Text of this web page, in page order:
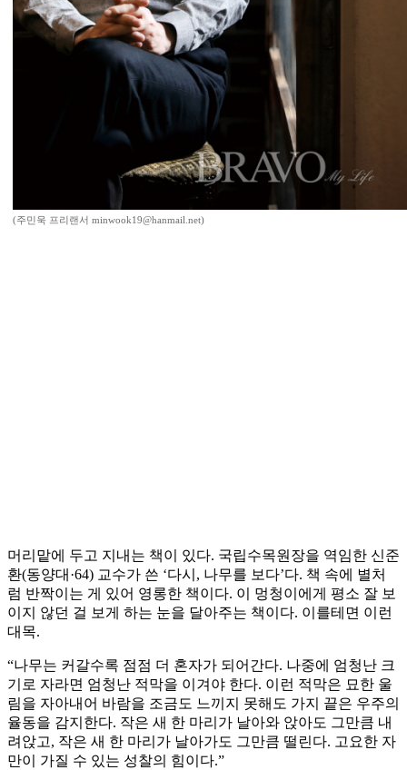
(주민욱 프리랜서 minwook19@hanmail.net)
머리맡에 두고 지내는 책이 있다. 국립수목원장을 역임한 신준
환(동양대·64) 교수가 쓴 ‘다시, 나무를 보다’다. 책 속에 별처
럼 반짝이는 게 있어 영롱한 책이다. 이 멍청이에게 평소 잘 보
이지 않던 걸 보게 하는 눈을 달아주는 책이다. 이를테면 이런
대목.
“나무는 커갈수록 점점 더 혼자가 되어간다. 나중에 엄청난 크
기로 자라면 엄청난 적막을 이겨야 한다. 이런 적막은 묘한 울
림을 자아내어 바람을 조금도 느끼지 못해도 가지 끝은 우주의
율동을 감지한다. 작은 새 한 마리가 날아와 앉아도 그만큼 내
려앉고, 작은 새 한 마리가 날아가도 그만큼 떨린다. 고요한 자
만이 가질 수 있는 성찰의 힘이다.”